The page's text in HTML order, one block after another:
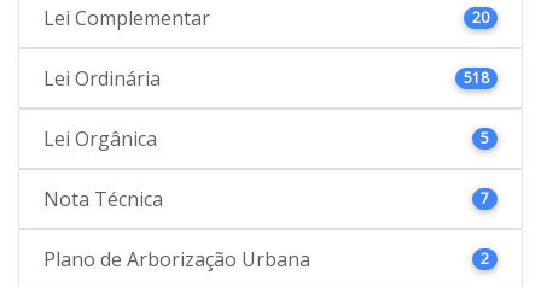
Lei Complementar 20
Lei Ordinária 518
Lei Orgânica 5
Nota Técnica 7
Plano de Arborização Urbana 2